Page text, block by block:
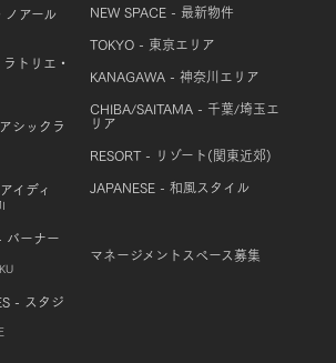
アール
トリエ・
シックラ
イディ
バーナー
- スタジ
NEW SPACE - 最新物件
TOKYO - 東京エリア
KANAGAWA - 神奈川エリア
CHIBA/SAITAMA - 千葉/埼玉エ
リア
RESORT - リゾート(関東近郊)
JAPANESE - 和風スタイル
マネージメントスペース募集